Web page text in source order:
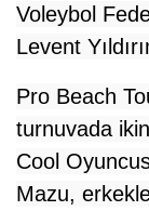
Voleybol
Levent
Pro Beach
turnuvada
Cool
Mazu,